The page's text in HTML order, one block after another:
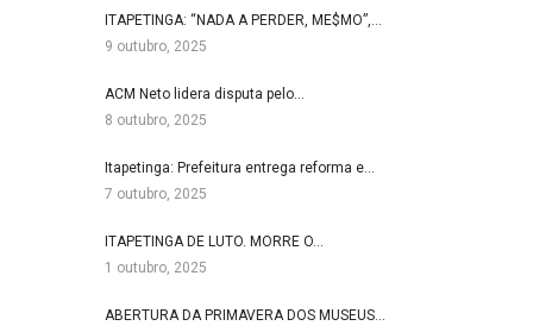
ITAPETINGA: “NADA A PERDER, ME$MO”,…
9 outubro, 2025
ACM Neto lidera disputa pelo…
8 outubro, 2025
Itapetinga: Prefeitura entrega reforma e…
7 outubro, 2025
ITAPETINGA DE LUTO. MORRE O…
1 outubro, 2025
ABERTURA DA PRIMAVERA DOS MUSEUS…